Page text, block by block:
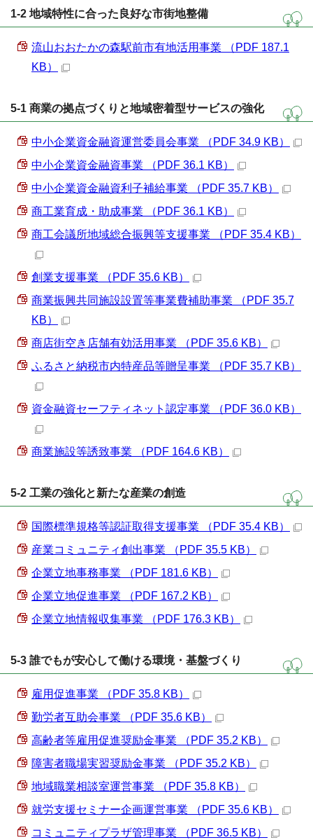
1-2 地域特性に合った良好な市街地整備
流山おおたかの森駅前市有地活用事業 （PDF 187.1
KB）
5-1 商業の拠点づくりと地域密着型サービスの強化
中小企業資金融資運営委員会事業 （PDF 34.9 KB）
中小企業資金融資事業 （PDF 36.1 KB）
中小企業資金融資利子補給事業 （PDF 35.7 KB）
商工業育成・助成事業 （PDF 36.1 KB）
商工会議所地域総合振興等支援事業 （PDF 35.4 KB）
創業支援事業 （PDF 35.6 KB）
商業振興共同施設設置等事業費補助事業 （PDF 35.7
KB）
商店街空き店舗有効活用事業 （PDF 35.6 KB）
ふるさと納税市内特産品等贈呈事業 （PDF 35.7 KB）
資金融資セーフティネット認定事業 （PDF 36.0 KB）
商業施設等誘致事業 （PDF 164.6 KB）
5-2 工業の強化と新たな産業の創造
国際標準規格等認証取得支援事業 （PDF 35.4 KB）
産業コミュニティ創出事業 （PDF 35.5 KB）
企業立地事務事業 （PDF 181.6 KB）
企業立地促進事業 （PDF 167.2 KB）
企業立地情報収集事業 （PDF 176.3 KB）
5-3 誰でもが安心して働ける環境・基盤づくり
雇用促進事業 （PDF 35.8 KB）
勤労者互助会事業 （PDF 35.6 KB）
高齢者等雇用促進奨励金事業 （PDF 35.2 KB）
障害者職場実習奨励金事業 （PDF 35.2 KB）
地域職業相談室運営事業 （PDF 35.8 KB）
就労支援セミナー企画運営事業 （PDF 35.6 KB）
コミュニティプラザ管理事業 （PDF 36.5 KB）